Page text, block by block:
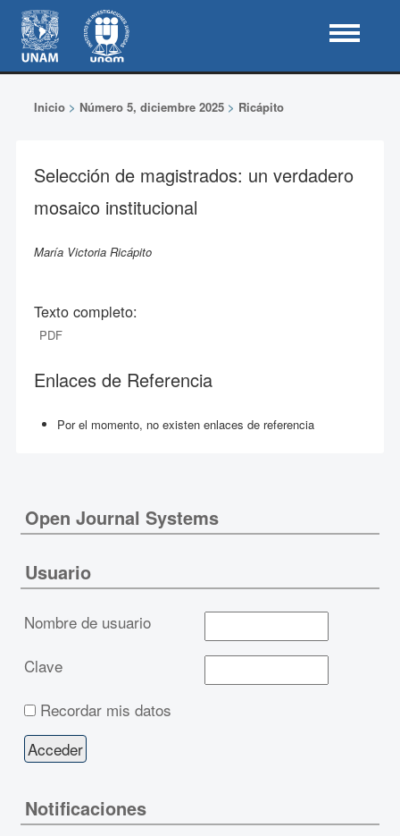
Inicio> Número 5, diciembre 2025> Ricápito
Selección de magistrados: un verdadero
mosaico institucional
María Victoria Ricápito
Texto completo:
PDF
Enlaces de Referencia
Por el momento, no existen enlaces de referencia
Open Journal Systems
Usuario
Nombre de usuario
Clave
Recordar mis datos
Notificaciones